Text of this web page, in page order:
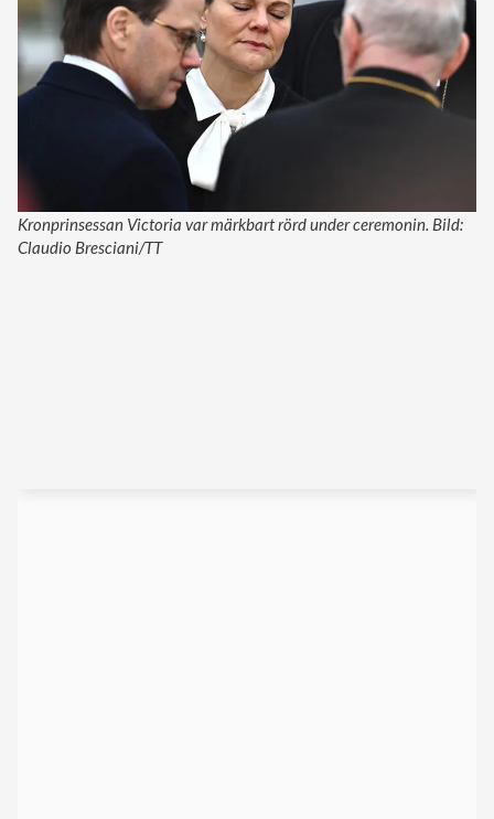
Kronprinsessan Victoria var märkbart rörd under ceremonin. Bild:
Claudio Bresciani/TT